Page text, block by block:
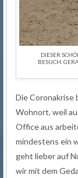
DIESER
BESUCH.
Die Coronakrise
Wohnort, weil
Office aus
mindestens ein
geht lieber auf
wir mit dem